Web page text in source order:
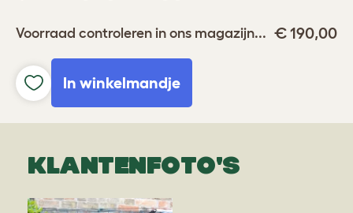
Voorraad controleren in ons magazijn... € 190,00
In winkelmandje
KLANTENFOTO'S